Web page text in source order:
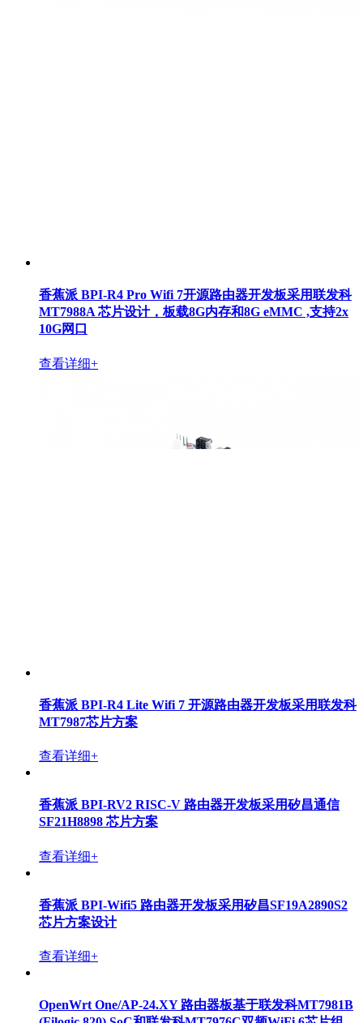
香蕉派 BPI-R4 Pro Wifi 7开源路由器开发板采用联发科
MT7988A 芯片设计，板载8G内存和8G eMMC ,支持2x
10G网口
查看详细+
香蕉派 BPI-R4 Lite Wifi 7 开源路由器开发板采用联发科
MT7987芯片方案
查看详细+